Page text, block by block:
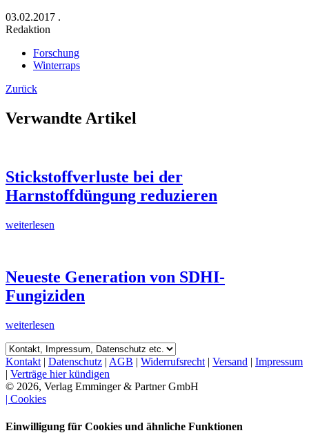
03.02.2017 .
Redaktion
Forschung
Winterraps
Zurück
Verwandte Artikel
Stickstoffverluste bei der
Harnstoffdüngung reduzieren
weiterlesen
Neueste Generation von SDHI-
Fungiziden
weiterlesen
Kontakt | Datenschutz | AGB | Widerrufsrecht | Versand | Impressum
| Verträge hier kündigen
© 2026, Verlag Emminger & Partner GmbH
| Cookies
Einwilligung für Cookies und ähnliche Funktionen